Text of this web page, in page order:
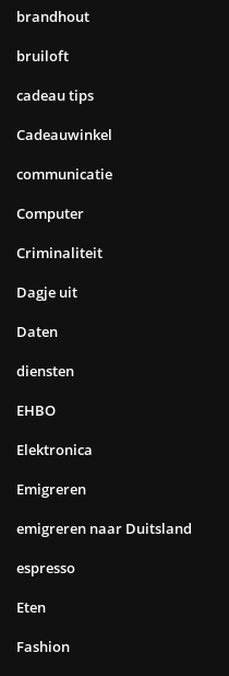
brandhout
bruiloft
cadeau tips
Cadeauwinkel
communicatie
Computer
Criminaliteit
Dagje uit
Daten
diensten
EHBO
Elektronica
Emigreren
emigreren naar Duitsland
espresso
Eten
Fashion